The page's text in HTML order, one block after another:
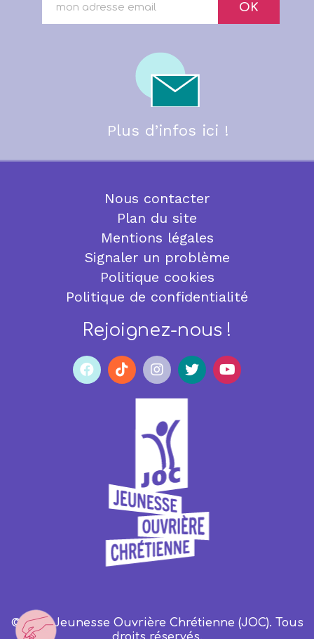
OK
Plus d’infos ici !
Nous contacter
Plan du site
Mentions légales
Signaler un problème
Politique cookies
Politique de confidentialité
Rejoignez-nous !
© 2023 Jeunesse Ouvrière Chrétienne (JOC). Tous